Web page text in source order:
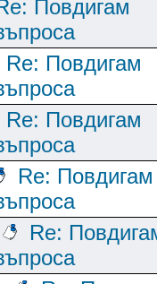
Повдигам
Re: Повдигам
Re: Повдигам
Re: Повдигам
Re: